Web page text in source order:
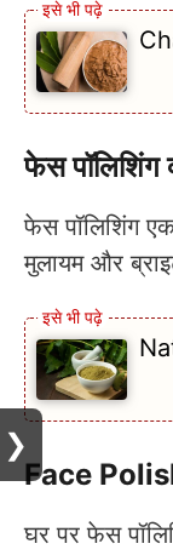
फेस पॉलिशिंग
फेस पॉलिशिंग
मुलायम और
Face
घर पर फेस
❯